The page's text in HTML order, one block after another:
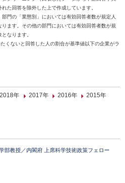
た回答を除外した上で作成しています。
門の「業態別」においては有効回答者数が規定人
ます。その他の部門においては有効回答者数が規
なります。
くないと回答した人の割合が基準値以下の企業がラ
2018年 2017年 2016年
2015年
部教授／内閣府 上席科学技術政策フェロー